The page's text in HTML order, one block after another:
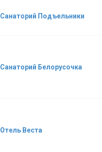
Санаторий Подъельники
Санаторий Белорусочка
Отель Веста